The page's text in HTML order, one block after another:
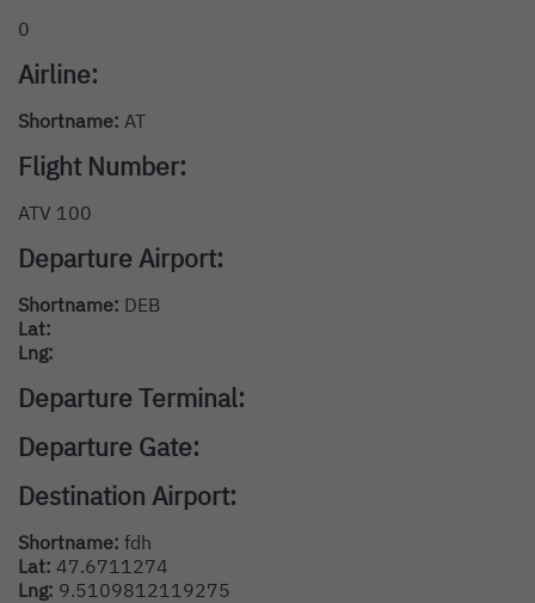
0
Airline:
Shortname: AT
Flight Number:
ATV 100
Departure Airport:
Shortname: DEB
Lat:
Lng:
Departure Terminal:
Departure Gate:
Destination Airport:
Shortname: fdh
Lat: 47.6711274
Lng: 9.5109812119275